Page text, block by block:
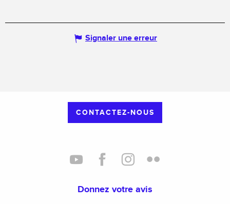
Signaler une erreur
CONTACTEZ-NOUS
Donnez votre avis